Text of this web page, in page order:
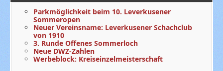
Parkmöglichkeit beim 10. Leverkusener
Sommeropen
Neuer Vereinsname: Leverkusener Schachclub
von 1910
3. Runde Offenes Sommerloch
Neue DWZ-Zahlen
Werbeblock: Kreiseinzelmeisterschaft